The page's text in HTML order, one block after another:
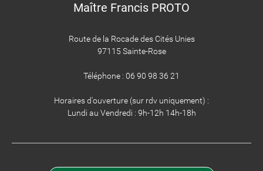
Maître Francis PROTO
Route de la Rocade des Cités Unies
97115 Sainte-Rose
Téléphone : 06 90 98 36 21
Horaires d'ouverture (sur rdv uniquement) :
Lundi au Vendredi : 9h-12h 14h-18h